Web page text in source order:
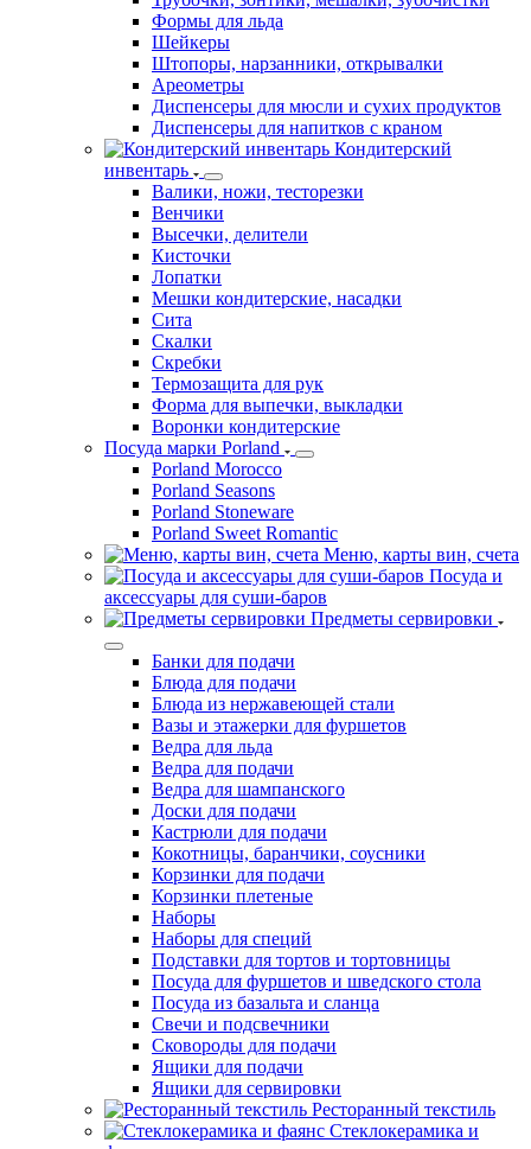
Формы для льда
Шейкеры
Штопоры, нарзанники, открывалки
Ареометры
Диспенсеры для мюсли и сухих продуктов
Диспенсеры для напитков с краном
Кондитерский
инвентарь
Валики, ножи, тесторезки
Венчики
Высечки, делители
Кисточки
Лопатки
Мешки кондитерские, насадки
Сита
Скалки
Скребки
Термозащита для рук
Форма для выпечки, выкладки
Воронки кондитерские
Посуда марки Porland
Porland Morocco
Porland Seasons
Porland Stoneware
Porland Sweet Romantic
Меню, карты вин, счета
Посуда и
аксессуары для суши-баров
Предметы сервировки
Банки для подачи
Блюда для подачи
Блюда из нержавеющей стали
Вазы и этажерки для фуршетов
Ведра для льда
Ведра для подачи
Ведра для шампанского
Доски для подачи
Кастрюли для подачи
Кокотницы, баранчики, соусники
Корзинки для подачи
Корзинки плетеные
Наборы
Наборы для специй
Подставки для тортов и тортовницы
Посуда для фуршетов и шведского стола
Посуда из базальта и сланца
Свечи и подсвечники
Сковороды для подачи
Ящики для подачи
Ящики для сервировки
Ресторанный текстиль
Стеклокерамика и